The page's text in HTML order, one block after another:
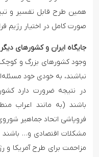
همین طرح قابل تفسیر و
صورت کامل در اختیار رژیم
جایگاه ایران و کشورهای
وجود کشورهای بزرگ و
نباشند، به خودی خود
در نتیجه ضرورت دارد
باشند (به مانند اعراب
فروپاشی اتحاد جماهیر
مشکلات اقتصادی و… باشند
مزاحمت برای طرح آمریکا و